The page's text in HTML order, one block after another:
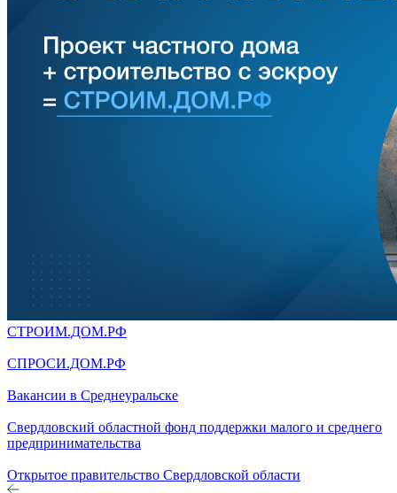
СТРОИМ.ДОМ.РФ
СПРОСИ.ДОМ.РФ
Вакансии в Среднеуральске
Свердловский областной фонд поддержки малого и среднего
предпринимательства
Открытое правительство Свердловской области